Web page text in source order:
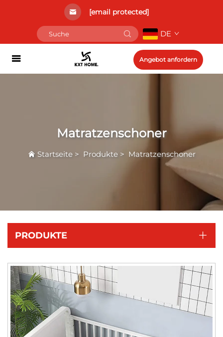
[email protected]
DE
Angebot anfordern
Matratzenschoner
Startseite> Produkte> Matratzenschoner
PRODUKTE